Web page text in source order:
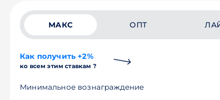
МАКС ОПТ
Как получить +2%
ко всем этим ставкам ?
Минимальное вознаграждение